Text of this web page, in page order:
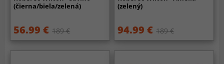
(čierna/biela/zelená)
56.99 € 189 €
(zelený)
94.99 € 189 €